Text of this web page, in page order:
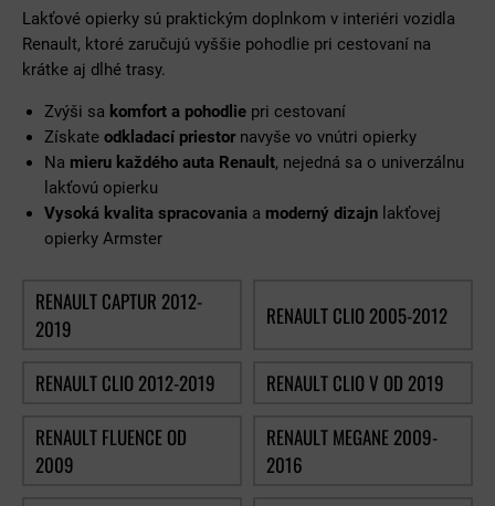
Lakťové opierky sú praktickým doplnkom v interiéri vozidla
Renault, ktoré zaručujú vyššie pohodlie pri cestovaní na
krátke aj dlhé trasy.
Zvýši sa komfort a pohodlie pri cestovaní
Získate odkladací priestor navyše vo vnútri opierky
Na mieru každého auta Renault, nejedná sa o univerzálnu
lakťovú opierku
Vysoká kvalita spracovania a moderný dizajn lakťovej
opierky Armster
RENAULT CAPTUR 2012-
2019
RENAULT CLIO 2005-2012
RENAULT CLIO 2012-2019
RENAULT CLIO V OD 2019
RENAULT FLUENCE OD
2009
RENAULT MEGANE 2009-
2016